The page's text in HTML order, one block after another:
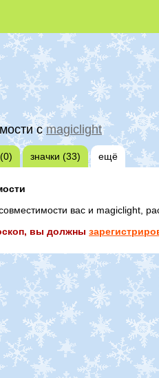
сmagiclight
значки (33) ещё
вас и magiclight,
вы должны